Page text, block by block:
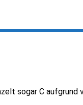
sogar C aufgrund